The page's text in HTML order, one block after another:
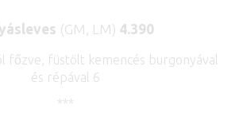
(GM, LM) 4.390
főzve, füstölt kemencés burgonyával
és répával 6
***